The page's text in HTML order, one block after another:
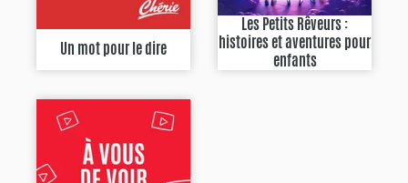
Un mot pour le dire
Les Petits Rêveurs :
histoires et aventures pour
enfants